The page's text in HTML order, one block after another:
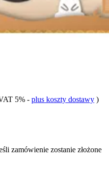
5% - plus koszty dostawy )
zamówienie zostanie złożone